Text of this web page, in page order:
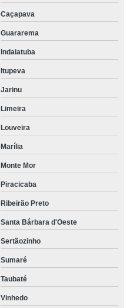
Caçapava
Guararema
Indaiatuba
Itupeva
Jarinu
Limeira
Louveira
Marília
Monte Mor
Piracicaba
Ribeirão Preto
Santa Bárbara d'Oeste
Sertãozinho
Sumaré
Taubaté
Vinhedo